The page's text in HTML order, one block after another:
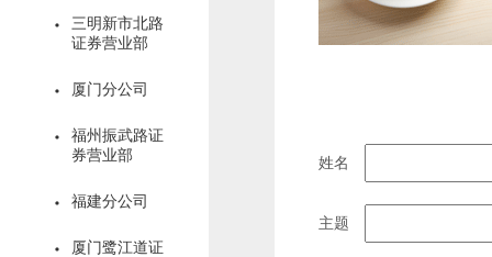
三明新市北路
证券营业部
厦门分公司
福州振武路证
券营业部
福建分公司
厦门鹭江道证
姓名
主题